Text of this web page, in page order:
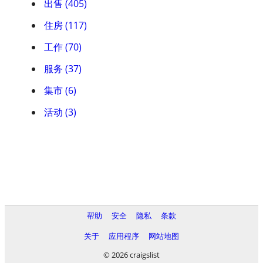
出售 (405)
住房 (117)
工作 (70)
服务 (37)
集市 (6)
活动 (3)
帮助 安全 隐私
条款
关于
应用程序
网站地图
© 2026 craigslist